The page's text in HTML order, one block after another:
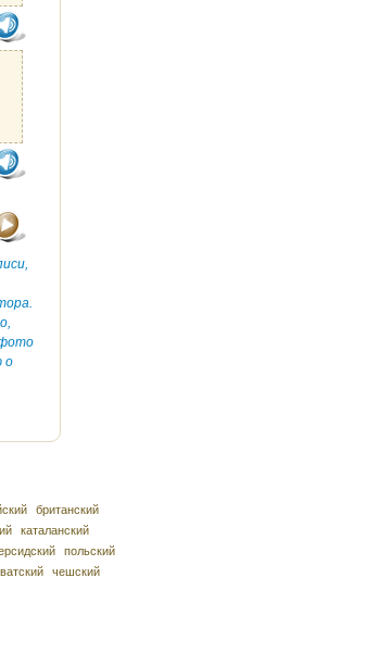
о
британский
каталанский
польский
чешский